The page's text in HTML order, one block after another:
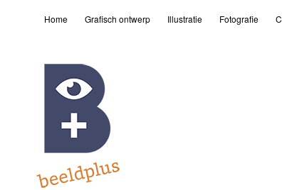
Home Grafisch ontwerp Illustratie Fotografie